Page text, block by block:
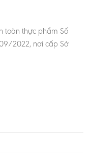
toàn thực phẩm Số
2022, nơi cấp Sở